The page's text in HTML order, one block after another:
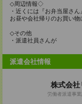
◇周辺情報◇
・近くには『お弁当屋さ
お昼や会社帰りのお買い物
◇その他
・派遣社員さんが
派遣会社情報
株式会社
労働者派遣事